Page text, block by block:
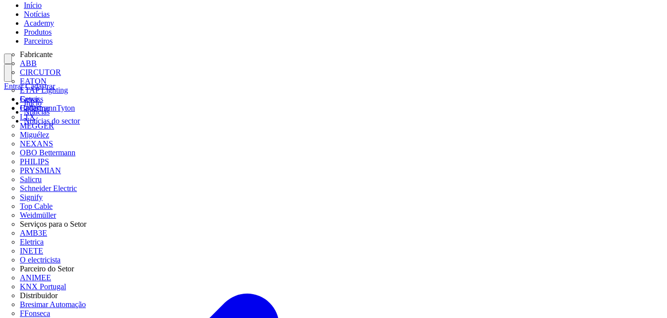
Início
Notícias
Academy
Produtos
Parceiros
Fabricante
ABB
CIRCUTOR
EATON
ETAP Lighting
Gewiss
HellermannTyton
LTX
MEGGER
Miguélez
NEXANS
OBO Bettermann
PHILIPS
PRYSMIAN
Salicru
Schneider Electric
Signify
Top Cable
Weidmüller
Serviços para o Setor
AMB3E
Eletrica
INETE
O electricista
Parceiro do Setor
ANIMEE
KNX Portugal
Distribuidor
Bresimar Automação
FFonseca
Entrar
Cadastrar
Entrar Cadastrar
Início
Notícias
Notícias do sector